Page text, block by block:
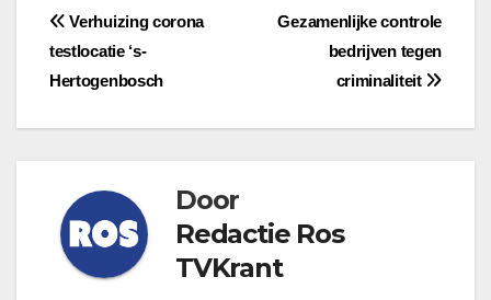
Bericht
navigatie
Gezamenlijke controle
bedrijven tegen
criminaliteit
Verhuizing corona
testlocatie ‘s-
Hertogenbosch
Door
Redactie Ros
TVKrant